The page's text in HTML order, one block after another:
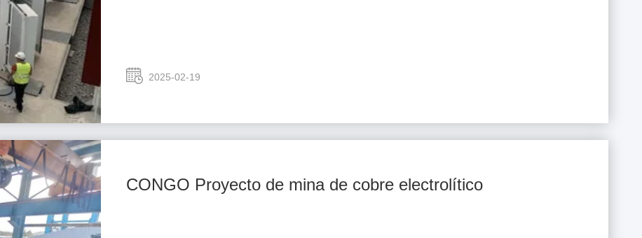
2025-02-19
CONGO Proyecto de mina de cobre electrolítico